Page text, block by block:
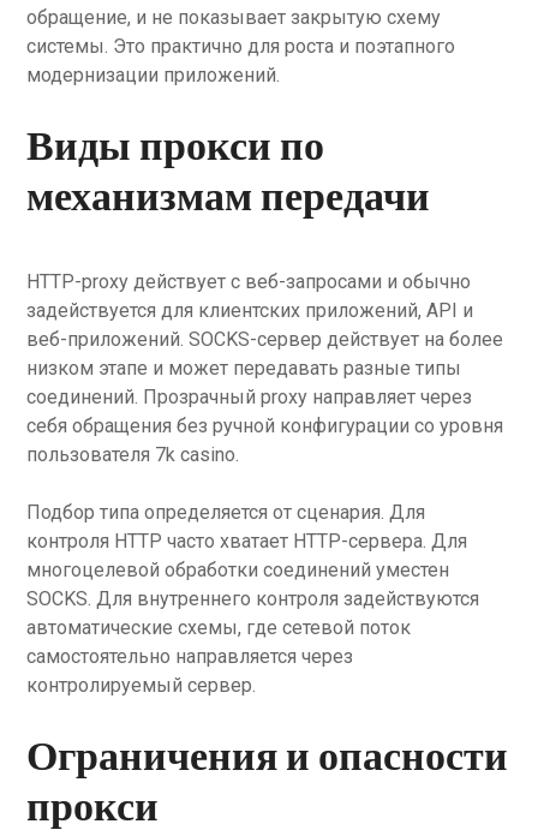
обращение, и не показывает закрытую схему
системы. Это практично для роста и поэтапного
модернизации приложений.
Виды прокси по
механизмам передачи
HTTP-proxy действует с веб-запросами и обычно
задействуется для клиентских приложений, API и
веб-приложений. SOCKS-сервер действует на более
низком этапе и может передавать разные типы
соединений. Прозрачный proxy направляет через
себя обращения без ручной конфигурации со уровня
пользователя 7k casino.
Подбор типа определяется от сценария. Для
контроля HTTP часто хватает HTTP-сервера. Для
многоцелевой обработки соединений уместен
SOCKS. Для внутреннего контроля задействуются
автоматические схемы, где сетевой поток
самостоятельно направляется через
контролируемый сервер.
Ограничения и опасности
прокси